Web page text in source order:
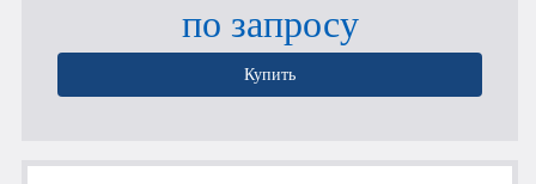
по запросу
Купить